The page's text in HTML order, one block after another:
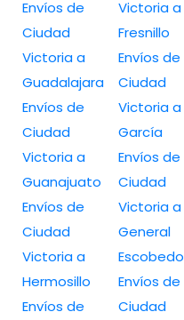
Envíos de
Ciudad
Victoria a
Guadalajara
Envíos de
Ciudad
Victoria a
Guanajuato
Envíos de
Ciudad
Victoria a
Hermosillo
Envíos de
Victoria a
Fresnillo
Envíos de
Ciudad
Victoria a
García
Envíos de
Ciudad
Victoria a
General
Escobedo
Envíos de
Ciudad